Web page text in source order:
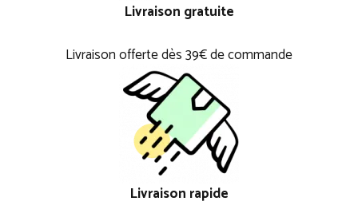
Livraison gratuite
Livraison offerte dès 39€ de commande
Livraison rapide